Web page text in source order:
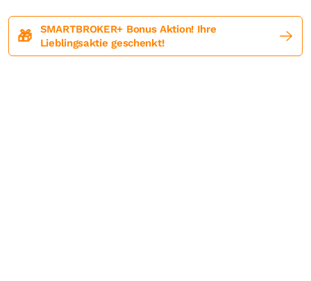
🎁
SMARTBROKER+ Bonus Aktion! Ihre
Lieblingsaktie geschenkt!